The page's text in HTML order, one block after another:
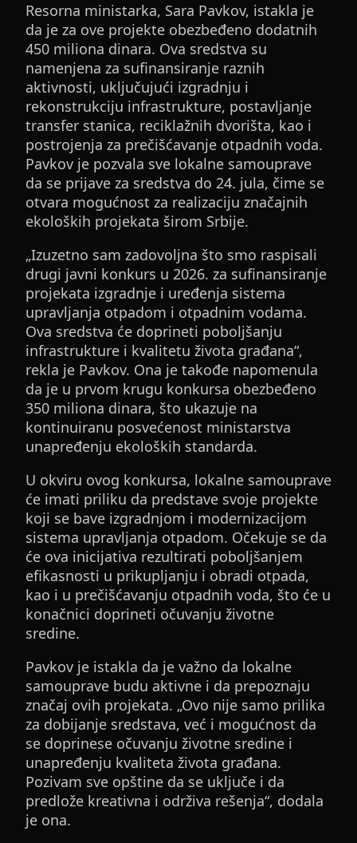
Resorna ministarka, Sara Pavkov, istakla je
da je za ove projekte obezbeđeno dodatnih
450 miliona dinara. Ova sredstva su
namenjena za sufinansiranje raznih
aktivnosti, uključujući izgradnju i
rekonstrukciju infrastrukture, postavljanje
transfer stanica, reciklažnih dvorišta, kao i
postrojenja za prečišćavanje otpadnih voda.
Pavkov je pozvala sve lokalne samouprave
da se prijave za sredstva do 24. jula, čime se
otvara mogućnost za realizaciju značajnih
ekoloških projekata širom Srbije.
„Izuzetno sam zadovoljna što smo raspisali
drugi javni konkurs u 2026. za sufinansiranje
projekata izgradnje i uređenja sistema
upravljanja otpadom i otpadnim vodama.
Ova sredstva će doprineti poboljšanju
infrastrukture i kvalitetu života građana“,
rekla je Pavkov. Ona je takođe napomenula
da je u prvom krugu konkursa obezbeđeno
350 miliona dinara, što ukazuje na
kontinuiranu posvećenost ministarstva
unapređenju ekoloških standarda.
U okviru ovog konkursa, lokalne samouprave
će imati priliku da predstave svoje projekte
koji se bave izgradnjom i modernizacijom
sistema upravljanja otpadom. Očekuje se da
će ova inicijativa rezultirati poboljšanjem
efikasnosti u prikupljanju i obradi otpada,
kao i u prečišćavanju otpadnih voda, što će u
konačnici doprineti očuvanju životne
sredine.
Pavkov je istakla da je važno da lokalne
samouprave budu aktivne i da prepoznaju
značaj ovih projekata. „Ovo nije samo prilika
za dobijanje sredstava, već i mogućnost da
se doprinese očuvanju životne sredine i
unapređenju kvaliteta života građana.
Pozivam sve opštine da se uključe i da
predlože kreativna i održiva rešenja“, dodala
je ona.